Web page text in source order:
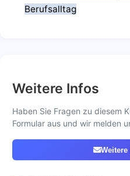
Berufsalltag
Weitere Infos
Haben Sie Fragen zu diesem
Formular aus und wir melden